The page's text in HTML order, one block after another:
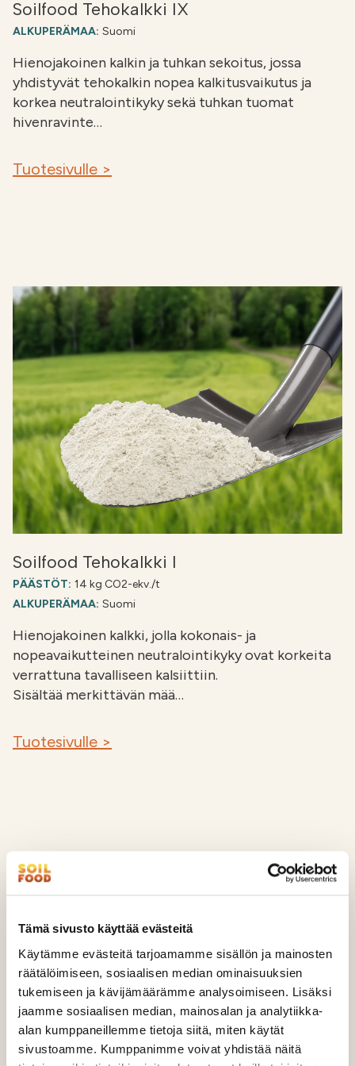
Tämä sivusto käyttää evästeitä
Käytämme evästeitä tarjoamamme sisällön ja mainosten
räätälöimiseen, sosiaalisen median ominaisuuksien
tukemiseen ja kävijämäärämme analysoimiseen. Lisäksi
jaamme sosiaalisen median, mainosalan ja analytiikka-
alan kumppaneillemme tietoja siitä, miten käytät
sivustoamme. Kumppanimme voivat yhdistää näitä
Soilfood Tehokalkki IX
ALKUPERÄMAA: Suomi
Hienojakoinen kalkin ja tuhkan sekoitus, jossa
yhdistyvät tehokalkin nopea kalkitusvaikutus ja
korkea neutralointikyky sekä tuhkan tuomat
hivenravinte…
Tuotesivulle >
Soilfood Tehokalkki I
PÄÄSTÖT: 14 kg CO2-ekv./t
ALKUPERÄMAA: Suomi
Hienojakoinen kalkki, jolla kokonais- ja
nopeavaikutteinen neutralointikyky ovat korkeita
verrattuna tavalliseen kalsiittiin.
Sisältää merkittävän mää…
Tuotesivulle >